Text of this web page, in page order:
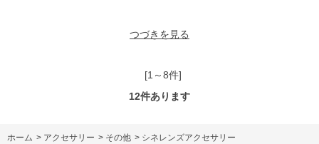
つづきを見る
[1～8件]
12件あります
ホーム > アクセサリー > その他 > シネレンズアクセサリー